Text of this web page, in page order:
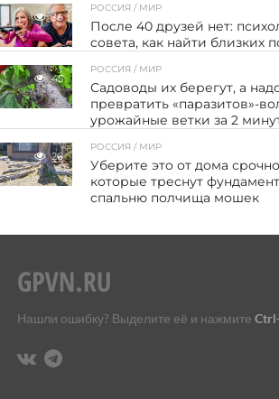
36
РОССИЯ / МИР
После 40 друзей нет:
совета, как найти близких
45
РОССИЯ / МИР
Садоводы их берегут, а
превратить «паразитов»-
урожайные ветки за 2
26
РОССИЯ / МИР
Уберите это от дома
которые треснут
спальню полчища мошек
Нашли ошибку? Выделите её и нажмите